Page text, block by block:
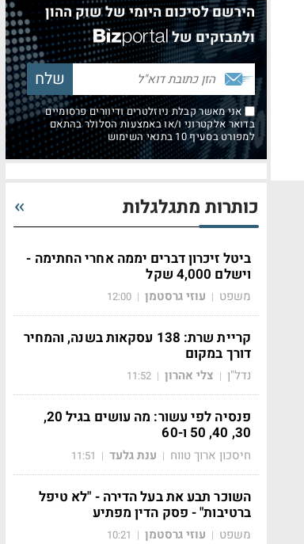
הירשם לסיכום היומי של שוק ההון
ולמבזקים של
אני מאשר קבלת ניוזלטרים ודיוורים פרסומיים
בדואר אלקטרוני ו/או באמצעות הסלולר בהתאם
למפורט בסעיף 10 בתנאי השימוש
כותרות מתגלגלות
ביטל זיכרון דברים יממה אחרי החתימה -
וישלם 4,000 שקל
משפט | עוזי גרסטמן |
12:00
קריית שרת: 138 עסקאות בשנה, והמחיר
דורך במקום
נדל"ן | צלי אהרון |
11:52
פנסיה לפי עשור: מה עושים בגיל 20,
30, 40, 50 ו-60
חיסכון ארוך טווח | ענת גלעד |
11:51
השוכר תבע את בעל הדירה - "לא טיפל
ברטיבות" - פסק הדין מפתיע
משפט | עוזי גרסטמן |
10:21